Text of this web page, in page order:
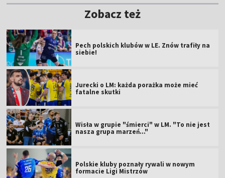
Zobacz też
Pech polskich klubów w LE. Znów trafiły na
siebie!
Jurecki o LM: każda porażka może mieć
fatalne skutki
Wisła w grupie "śmierci" w LM. "To nie jest
nasza grupa marzeń..."
Polskie kluby poznały rywali w nowym
formacie Ligi Mistrzów